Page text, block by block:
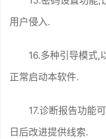
用户侵入.
16.多种引导模式,
正常启动本软件.
17.诊断报告功能
日后改进提供线索.